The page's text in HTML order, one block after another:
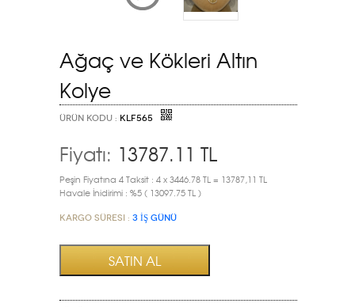
Ağaç ve Kökleri Altın
Kolye
ÜRÜN KODU : KLF565
Fiyatı: 13787.11 TL
Peşin Fiyatına 4 Taksit : 4 x 3446.78 TL = 13787,11 TL
Havale İnidirimi : %5 ( 13097.75 TL )
Kargo Süresi : 3 İŞ GÜNÜ